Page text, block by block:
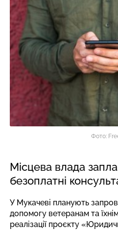
Фото:
Місцева влада
безоплатні
У Мукачеві планують
допомогу ветеранам та
реалізації проєкту